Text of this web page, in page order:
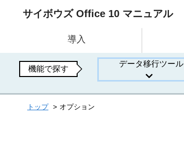
サイボウズ Office 10 マニュアル
導入
機能で探す
データ移行ツール
トップ オプション